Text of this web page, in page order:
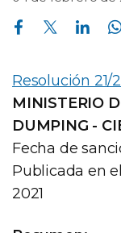
Compartir en Facebook Compartir en Twitter Compartir en Linkedin Compartir en Whatsapp
Resolución 21/
MINISTERIO
DUMPING -
Fecha de
Publicada en
2021